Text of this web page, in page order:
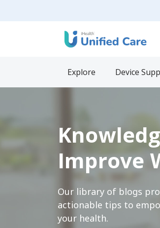
Explore Device
Improve
Our library of blogs
actionable tips to
your health.